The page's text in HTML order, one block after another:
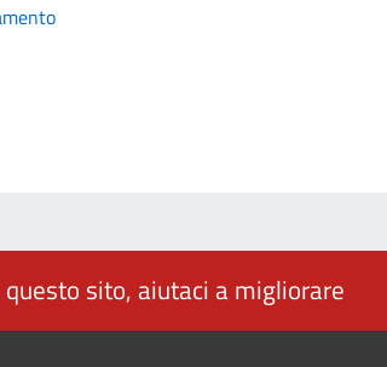
sito, aiutaci a migliorare